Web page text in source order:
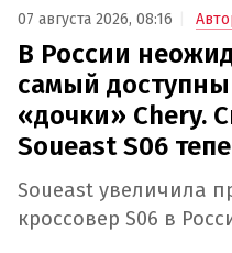
07 августа 2026, 08:16
В России
самый
«дочки» Chery.
Soueast S06
Soueast увеличила
кроссовер S06 в